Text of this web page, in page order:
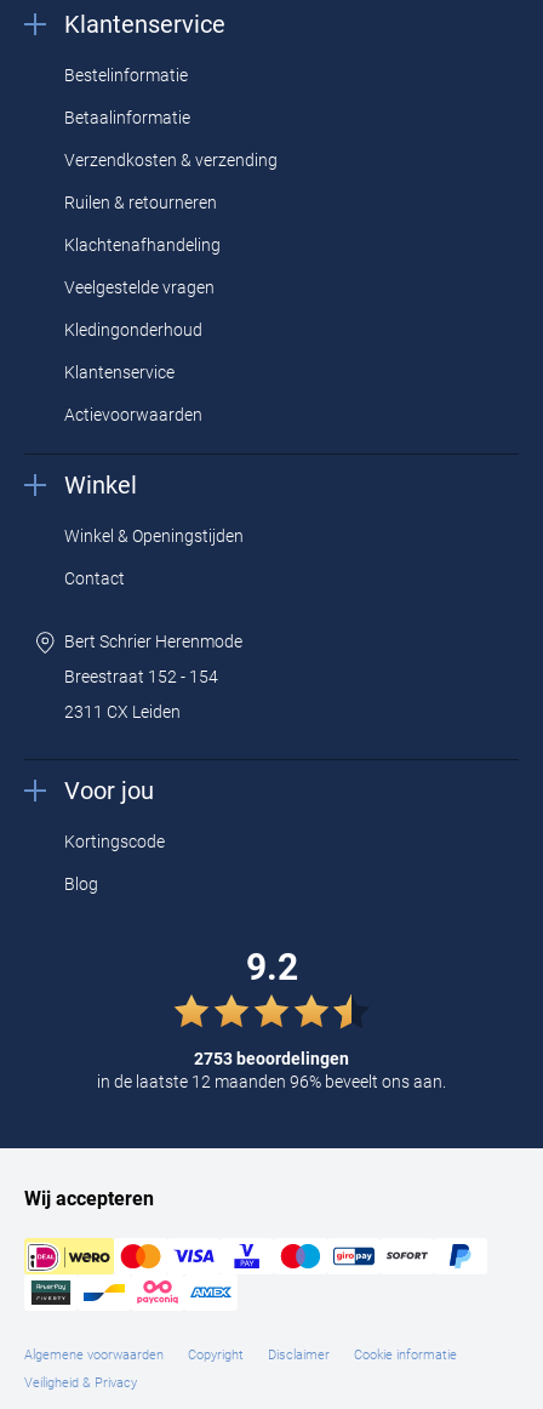
Klantenservice
Bestelinformatie
Betaalinformatie
Verzendkosten & verzending
Ruilen & retourneren
Klachtenafhandeling
Veelgestelde vragen
Kledingonderhoud
Klantenservice
Actievoorwaarden
Winkel
Winkel & Openingstijden
Contact
Bert Schrier Herenmode
Breestraat 152 - 154
2311 CX Leiden
Voor jou
Kortingscode
Blog
9.2
2753 beoordelingen
in de laatste 12 maanden 96% beveelt ons aan.
Wij accepteren
Algemene voorwaarden Copyright Disclaimer
Cookie informatie
Veiligheid & Privacy